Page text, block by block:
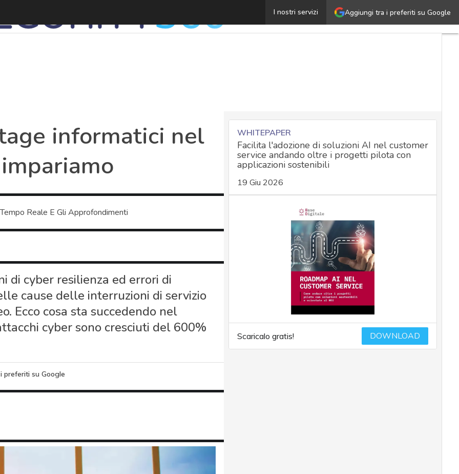
Aggiungi tra i preferiti su Google
I nostri servizi
Attacchi cyber e outage informatici nel settore aereo:
informatici nel
Reale E Gli Approfondimenti
di cyber resilienza ed errori di
cause delle interruzioni di servizio
Ecco cosa sta succedendo nel
cyber sono cresciuti del 600%
preferiti su Google
WHITEPAPER
Facilita l'adozione di soluzioni AI nel customer
service andando oltre i progetti pilota con
applicazioni sostenibili
19 Giu 2026
Scaricalo gratis! DOWNLOAD